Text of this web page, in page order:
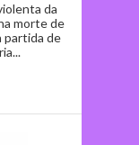
da
morte de
partida de